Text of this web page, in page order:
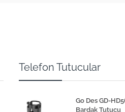
Telefon Tutucular
Go Des GD-
Bardak Tutucu